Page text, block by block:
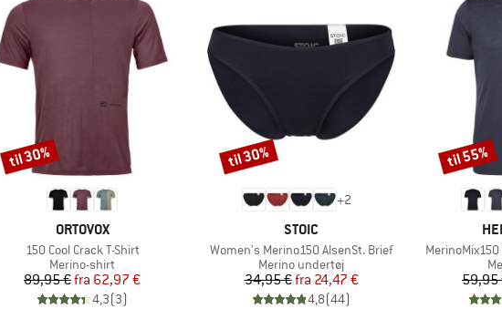
MÆRKE
ORTOVOX
Artikel
150 Cool Crack T-Shirt
Produktgruppe
Merino-shirt
Pris
89,95 € Nedsat pris
fra 62,97 €
4,3(3)
Rabat
til 30%
+2
MÆRKE
STOIC
Artikel
Women's Merino150 AlsenSt. Brief
Produktgruppe
Merino undertøj
Pris
34,95 € Nedsat pris
fra 24,47 €
4,8(44)
Rabat
til 30%
Artikel
59,95
Rabat
til 55%